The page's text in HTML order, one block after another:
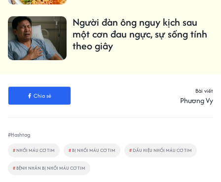
Người đàn ông nguy kịch sau
một cơn đau ngực, sự sống tính
theo giây
Chia sẻ
Bài viết
Phương Vy
#Hashtag
# NHỒI MÁU CƠ TIM # BỊ NHỒI MÁU CƠ TIM # DẤU HIỆU NHỒI MÁU CƠ TIM
# BỆNH NHÂN BỊ NHỒI MÁU CƠ TIM